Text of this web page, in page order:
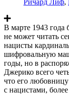
В марте 1943 года
не может читать
нацисты
шифровальную
годы, но в
Джерико всего
что его
с нацистами,